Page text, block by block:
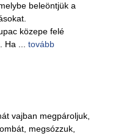
beleöntjük a
közepe felé
Ha ... tovább
vajban megpároljuk,
megsózzuk,